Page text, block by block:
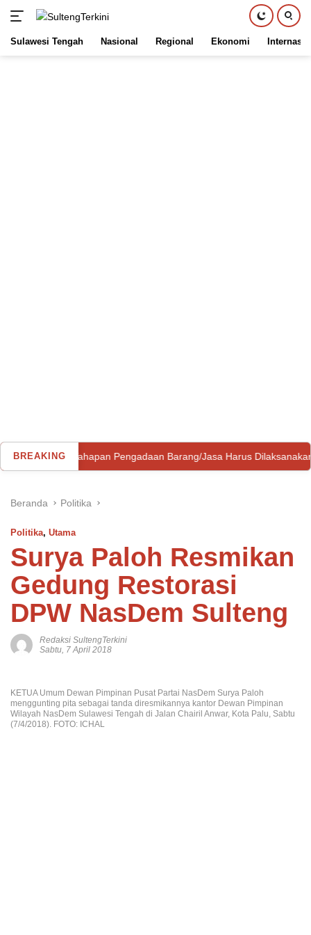
Sulawesi Tengah Nasional Regional Ekonomi
BREAKING
Tahapan Pengadaan Barang/Jasa Harus Dilaksanakan
Beranda Politika
Politika, Utama
Surya Paloh Resmikan
Gedung Restorasi
DPW NasDem Sulteng
Redaksi SultengTerkini
Sabtu, 7 April 2018
KETUA Umum Dewan Pimpinan Pusat Partai NasDem Surya Paloh
menggunting pita sebagai tanda diresmikannya kantor Dewan Pimpinan
Wilayah NasDem Sulawesi Tengah di Jalan Chairil Anwar, Kota Palu, Sabtu
(7/4/2018). FOTO: ICHAL